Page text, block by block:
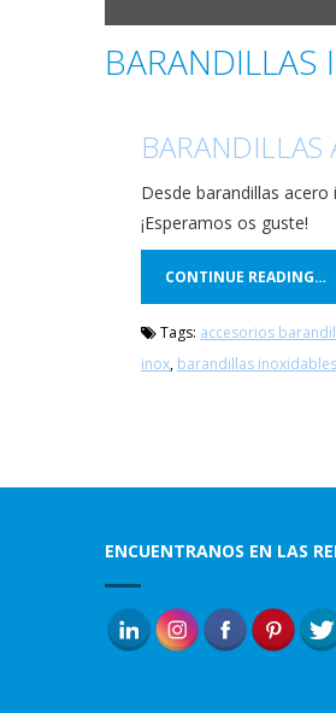
BARANDILLAS
Desde barandillas
¡Esperamos os guste!
CONTINUE READING…
Tags: accesorios
inox, barandillas inoxidables
ENCUENTRANOS EN LAS